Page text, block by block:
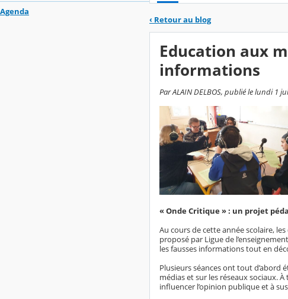
Agenda
‹ Retour au blog
Education aux
informations
Par ALAIN DELBOS, publié le lundi 1
« Onde Critique » : un projet
Au cours de cette année scolaire, les
proposé par Ligue de
les fausses informations tout en
Plusieurs séances ont tout d’abord
médias et sur les réseaux sociaux.
influencer l’opinion publique et à